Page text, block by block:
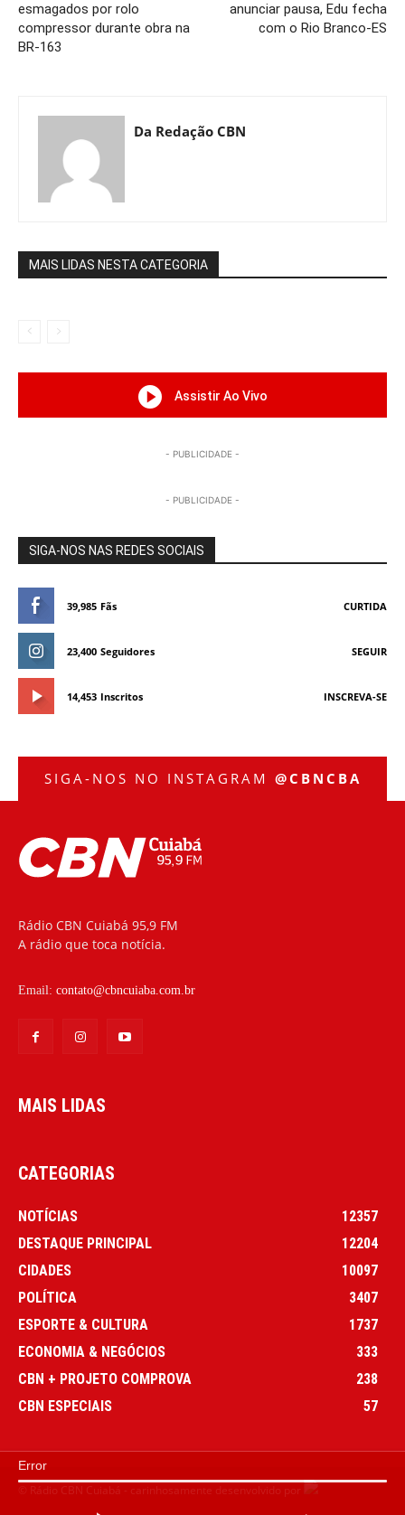
esmagados por rolo
compressor durante obra na
BR-163
anunciar pausa, Edu fecha
com o Rio Branco-ES
Da Redação CBN
MAIS LIDAS NESTA CATEGORIA
Assistir Ao Vivo
- PUBLICIDADE -
- PUBLICIDADE -
SIGA-NOS NAS REDES SOCIAIS
39,985 Fãs CURTIDA
23,400 Seguidores SEGUIR
14,453 Inscritos INSCREVA-SE
Error
SIGA-NOS NO INSTAGRAM @CBNCBA
Rádio CBN Cuiabá 95,9 FM
A rádio que toca notícia.
Email: contato@cbncuiaba.com.br
MAIS LIDAS
CATEGORIAS
NOTÍCIAS
12357
DESTAQUE PRINCIPAL
12204
CIDADES
10097
POLÍTICA
3407
ESPORTE & CULTURA
1737
ECONOMIA & NEGÓCIOS
333
CBN + PROJETO COMPROVA
238
CBN ESPECIAIS
57
© Rádio CBN Cuiabá - carinhosamente desenvolvido por